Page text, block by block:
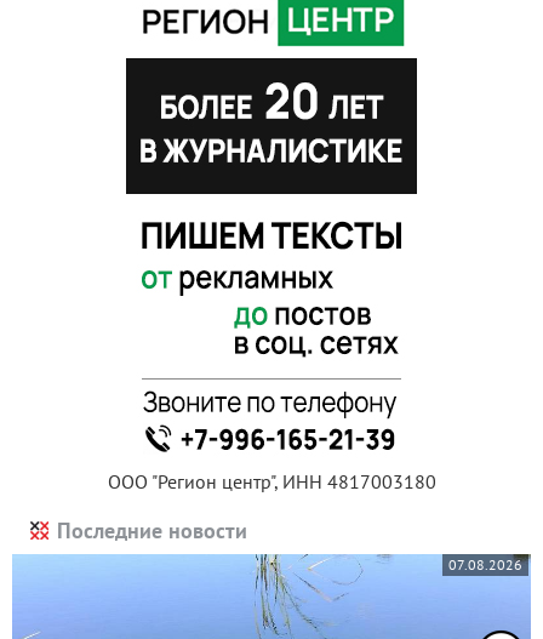
ООО "Регион центр", ИНН 4817003180
Последние новости
07.08.2026